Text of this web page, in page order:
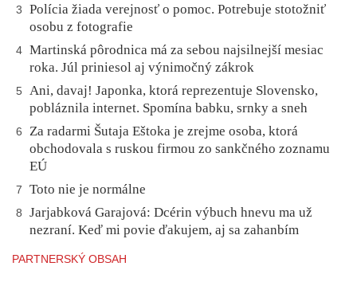
3
Polícia žiada verejnosť o pomoc. Potrebuje stotožniť
osobu z fotografie
4 Martinská pôrodnica má za sebou najsilnejší mesiac
roka. Júl priniesol aj výnimočný zákrok
5
Ani, davaj! Japonka, ktorá reprezentuje Slovensko,
pobláznila internet. Spomína babku, srnky a sneh
6
Za radarmi Šutaja Eštoka je zrejme osoba, ktorá
obchodovala s ruskou firmou zo sankčného zoznamu
EÚ
7 Toto nie je normálne
8
Jarjabková Garajová: Dcérin výbuch hnevu ma už
nezraní. Keď mi povie ďakujem, aj sa zahanbím
PARTNERSKÝ OBSAH